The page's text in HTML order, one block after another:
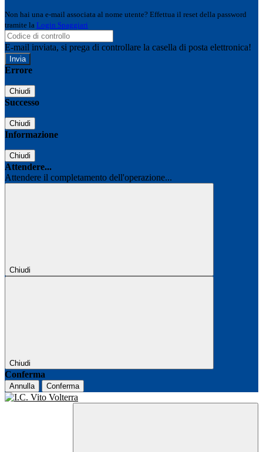
Non hai una e-mail associata al nome utente? Effettua il reset della password
tramite la Login Spaggiari
E-mail inviata, si prega di controllare la casella di posta elettronica!
Errore
Chiudi
Successo
Chiudi
Informazione
Chiudi
Attendere...
Attendere il completamento dell'operazione...
Chiudi
Chiudi
Conferma
Annulla Conferma